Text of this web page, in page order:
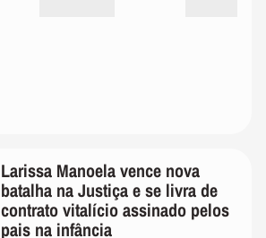
Larissa Manoela vence nova
batalha na Justiça e se livra de
contrato vitalício assinado pelos
pais na infância